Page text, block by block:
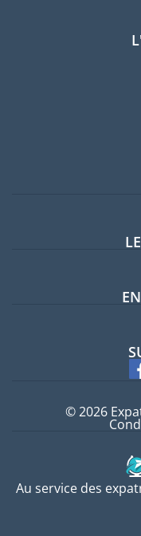
Au service des
© 2026